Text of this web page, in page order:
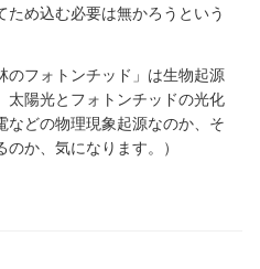
ため込む必要は無かろうという
のフォトンチッド」は生物起源
太陽光とフォトンチッドの光化
などの物理現象起源なのか、そ
か、気になります。）